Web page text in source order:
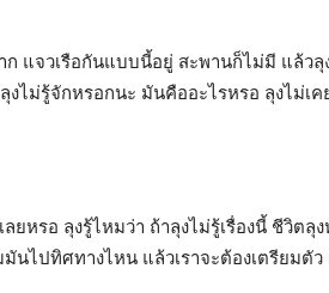
ก แจวเรือกันแบบนี้อยู่ สะพานก็ไม่มี แล้วลุ
งไม่รู้จักหรอกนะ มันคืออะไรหรอ ลุงไม่เ
ยหรอ ลุงรู้ไหมว่า ถ้าลุงไม่รู้เรื่องนี้ ชีวิตลุ
นไปทิศทางไหน แล้วเราจะต้องเตรียมตัว